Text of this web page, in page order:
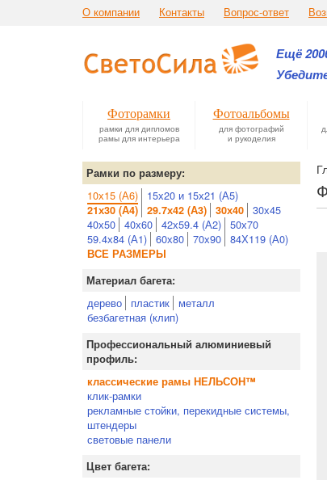
О компании Контакты Вопрос-ответ
Ещё
Фоторамки
рамки для дипломов
рамы для интерьера
Фотоальбомы
для фотографий
и рукоделия
Рамки по размеру:
10х15 (А6) 15х20 и 15х21 (А5)
21х30 (А4) 29.7х42 (А3) 30х40
30х45
40х50 40х60 42х59.4 (А2) 50х70
59.4х84 (А1) 60х80 70х90 84Х119 (А0)
ВСЕ РАЗМЕРЫ
Материал багета:
дерево пластик
металл
безбагетная (клип)
Профессиональный алюминиевый
профиль:
классические рамы НЕЛЬСОН™
клик-рамки
рекламные стойки, перекидные системы,
штендеры
световые панели
Цвет багета: